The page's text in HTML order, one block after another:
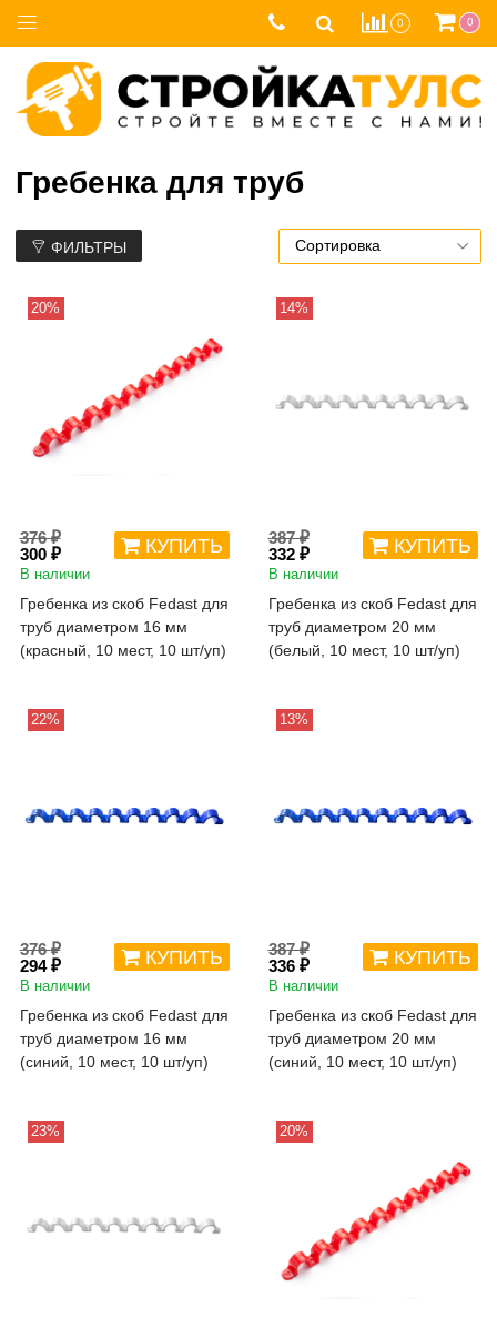
0 0
Гребенка для труб
ФИЛЬТРЫ
20%
376 ₽
300 ₽
КУПИТЬ
В наличии
Гребенка из скоб Fedast для
труб диаметром 16 мм
(красный, 10 мест, 10 шт/уп)
14%
387 ₽
332 ₽
КУПИТЬ
В наличии
Гребенка из скоб Fedast для
труб диаметром 20 мм
(белый, 10 мест, 10 шт/уп)
22%
376 ₽
294 ₽
КУПИТЬ
В наличии
Гребенка из скоб Fedast для
труб диаметром 16 мм
(синий, 10 мест, 10 шт/уп)
13%
387 ₽
336 ₽
КУПИТЬ
В наличии
Гребенка из скоб Fedast для
труб диаметром 20 мм
(синий, 10 мест, 10 шт/уп)
23% 20%